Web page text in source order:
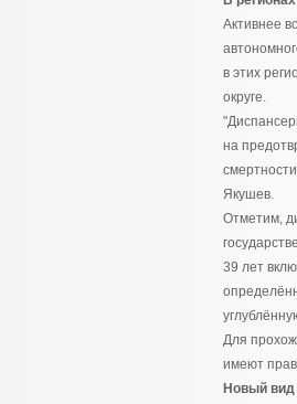
Активнее
в этих
округе.
на
Якушев.
Отметим,
39 лет
Для
имеют
Новый вид